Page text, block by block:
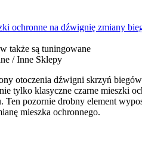
ochronne na dźwignię zmiany
także są tuningowane
/ Inne Sklepy
otoczenia dźwigni skrzyń
tylko klasyczne czarne mieszki
pozornie drobny element
mieszka ochronnego.